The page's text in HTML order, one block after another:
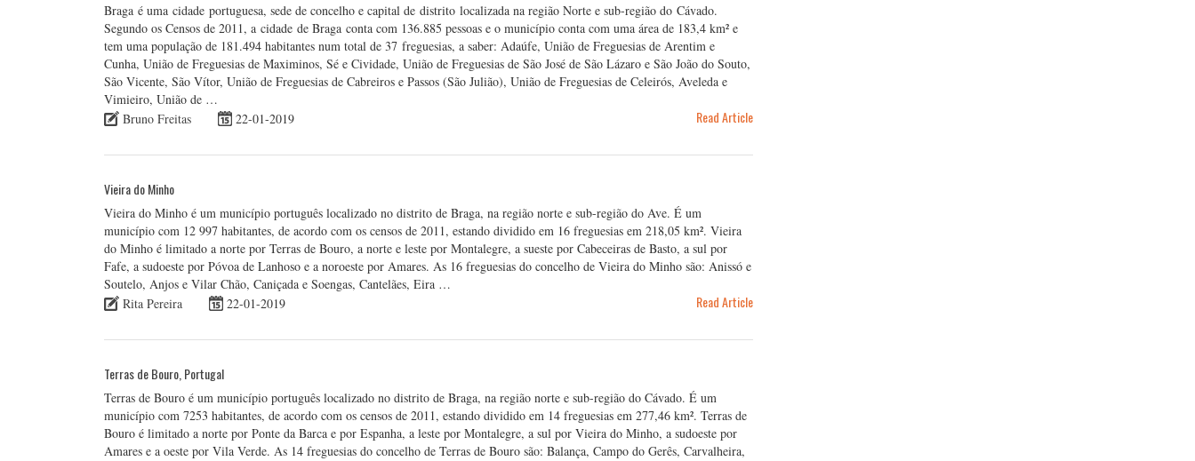
Braga é uma cidade portuguesa, sede de concelho e capital de distrito localizada na região Norte e sub-região do Cávado.
Segundo os Censos de 2011, a cidade de Braga conta com 136.885 pessoas e o município conta com uma área de 183,4 km² e
tem uma população de 181.494 habitantes num total de 37 freguesias, a saber: Adaúfe, União de Freguesias de Arentim e
Cunha, União de Freguesias de Maximinos, Sé e Cividade, União de Freguesias de São José de São Lázaro e São João do Souto,
São Vicente, São Vítor, União de Freguesias de Cabreiros e Passos (São Julião), União de Freguesias de Celeirós, Aveleda e
Vimieiro, União de …
Bruno Freitas
22-01-2019 Read Article
Vieira do Minho
Vieira do Minho é um município português localizado no distrito de Braga, na região norte e sub-região do Ave. É um
município com 12 997 habitantes, de acordo com os censos de 2011, estando dividido em 16 freguesias em 218,05 km². Vieira
do Minho é limitado a norte por Terras de Bouro, a norte e leste por Montalegre, a sueste por Cabeceiras de Basto, a sul por
Fafe, a sudoeste por Póvoa de Lanhoso e a noroeste por Amares. As 16 freguesias do concelho de Vieira do Minho são: Anissó e
Soutelo, Anjos e Vilar Chão, Caniçada e Soengas, Cantelães, Eira …
Rita Pereira
22-01-2019 Read Article
Terras de Bouro, Portugal
Terras de Bouro é um município português localizado no distrito de Braga, na região norte e sub-região do Cávado. É um
município com 7253 habitantes, de acordo com os censos de 2011, estando dividido em 14 freguesias em 277,46 km². Terras de
Bouro é limitado a norte por Ponte da Barca e por Espanha, a leste por Montalegre, a sul por Vieira do Minho, a sudoeste por
Amares e a oeste por Vila Verde. As 14 freguesias do concelho de Terras de Bouro são: Balança, Campo do Gerês, Carvalheira,